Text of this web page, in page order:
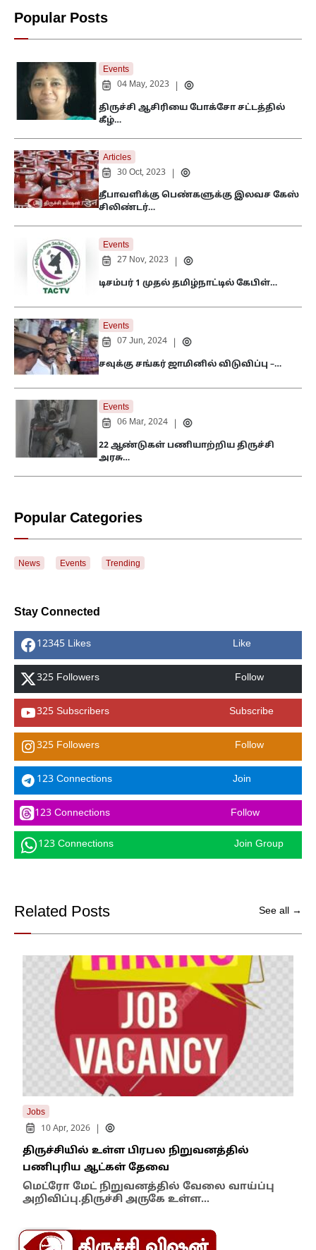
Popular Posts
Events
04 May, 2023
திருச்சி ஆசிரியை போக்சோ சட்டத்தில்
கீழ்…
Articles
30 Oct, 2023
தீபாவளிக்கு பெண்களுக்கு இலவச கேஸ்
சிலிண்டர்…
Events
27 Nov, 2023
டிசம்பர் 1 முதல் தமிழ்நாட்டில் கேபிள்…
Events
07 Jun, 2024
சவுக்கு சங்கர் ஜாமினில் விடுவிப்பு –…
Events
06 Mar, 2024
22 ஆண்டுகள் பணியாற்றிய திருச்சி
அரசு…
Popular Categories
News Events Trending
Stay Connected
12345 Likes Like
325 Followers Follow
325 Subscribers Subscribe
325 Followers Follow
123 Connections Join
123 Connections Follow
123 Connections Join Group
Related Posts See all →
Jobs
10 Apr, 2026
திருச்சியில் உள்ள பிரபல நிறுவனத்தில்
பணிபுரிய ஆட்கள் தேவை
மெட்ரோ மேட் நிறுவனத்தில் வேலை வாய்ப்பு
அறிவிப்பு.திருச்சி அருகே உள்ள…